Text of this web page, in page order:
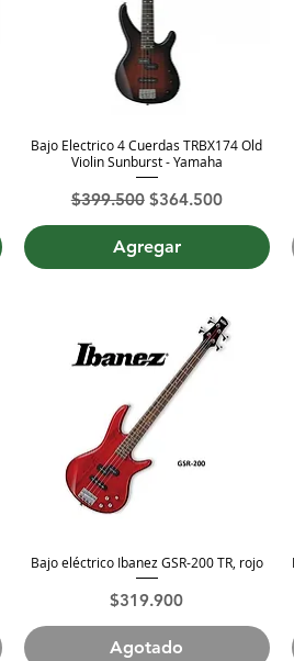
Vista rápida
Bajo Electrico 4 Cuerdas TRBX174 Old
Violin Sunburst - Yamaha
Precio
$399.500 Precio de oferta
$364.500
Agregar
Vista rápida
Bajo eléctrico Ibanez GSR-200 TR, rojo
Precio
$319.900
Agotado